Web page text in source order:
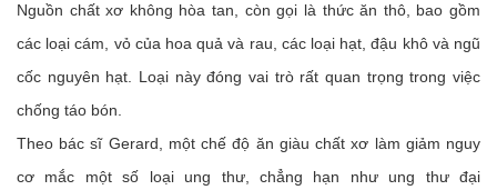
Nguồn chất xơ không hòa tan, còn gọi là thức ăn thô, bao gồm
các loại cám, vỏ của hoa quả và rau, các loại hạt, đậu khô và ngũ
cốc nguyên hạt. Loại này đóng vai trò rất quan trọng trong việc
chống táo bón.
Theo bác sĩ Gerard, một chế độ ăn giàu chất xơ làm giảm nguy
cơ mắc một số loại ung thư, chẳng hạn như ung thư đại